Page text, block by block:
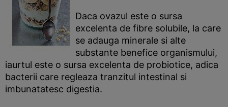
Daca ovazul este o sursa
excelenta de fibre solubile, la care
se adauga minerale si alte
substante benefice organismului,
iaurtul este o sursa excelenta de probiotice, adica
bacterii care regleaza tranzitul intestinal si
imbunatatesc digestia.